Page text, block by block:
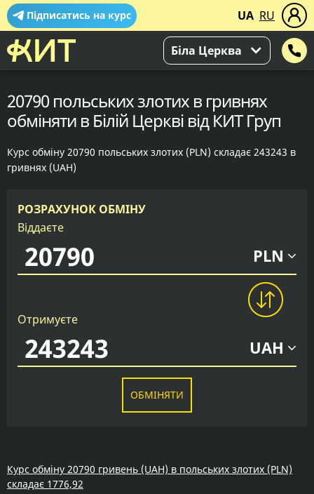
Підписатись на курс UA RU
Біла Церква
20790 польських злотих в гривнях
обміняти в Білій Церкві від КИТ Груп
Курс обміну 20790 польських злотих (PLN) складає 243243 в
гривнях (UAH)
РОЗРАХУНОК ОБМІНУ
Віддаєте
PLN
Отримуєте
UAH
ОБМІНЯТИ
Курс обміну 20790 гривень (UAH) в польських злотих (PLN)
складає 1776,92